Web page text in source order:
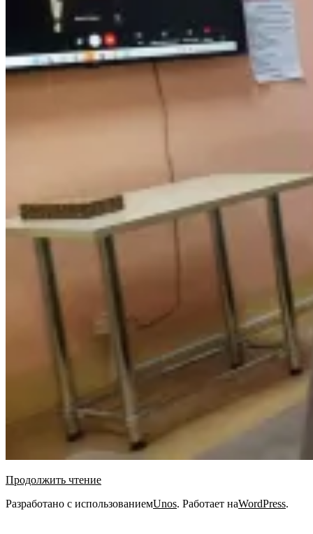
Продолжить чтение
2020-
Разработано с использованиемUnos. Работает наWordPress.